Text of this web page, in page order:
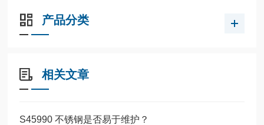
产品分类
相关文章
S45990 不锈钢是否易于维护？